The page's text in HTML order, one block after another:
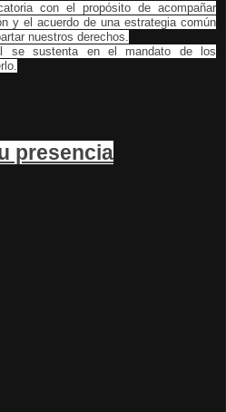
con el propósito de acompañar
y el acuerdo de una estrategia común
nuestros derechos.
se sustenta en el mandato de los
presencia